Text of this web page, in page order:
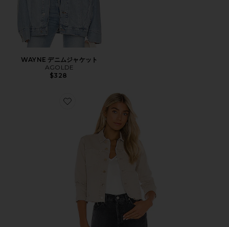
WAYNE デニムジャケット
AGOLDE
$328
Favorite JANELLE ジャケット